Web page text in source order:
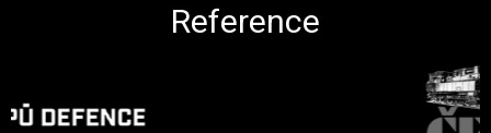
Reference